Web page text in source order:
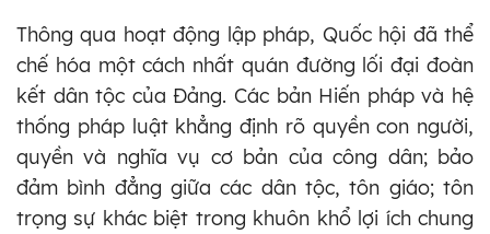
Thông qua hoạt động lập pháp, Quốc hội đã thể
chế hóa một cách nhất quán đường lối đại đoàn
kết dân tộc của Đảng. Các bản Hiến pháp và hệ
thống pháp luật khẳng định rõ quyền con người,
quyền và nghĩa vụ cơ bản của công dân; bảo
đảm bình đẳng giữa các dân tộc, tôn giáo; tôn
trọng sự khác biệt trong khuôn khổ lợi ích chung